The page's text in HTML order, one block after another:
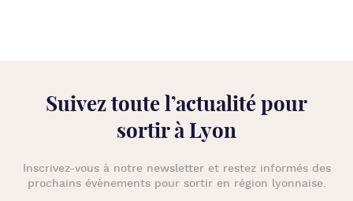
Suivez toute l’actualité pour
sortir à Lyon
Inscrivez-vous à notre newsletter et restez informés des
prochains évènements pour sortir en région lyonnaise.